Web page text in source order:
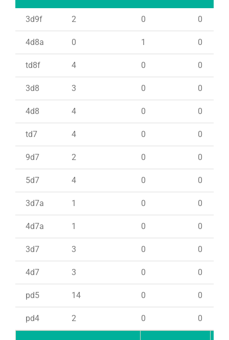
3d9f 2 0 0
4d8a 0 1 0
td8f 4 0 0
3d8 3 0 0
4d8 4 0 0
td7 4 0 0
9d7 2 0 0
5d7 4 0 0
3d7a 1 0 0
4d7a 1 0 0
3d7 3 0 0
4d7 3 0 0
pd5 14 0 0
pd4 2 0 0